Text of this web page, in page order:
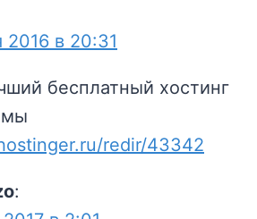
2016 в 20:31
бесплатный хостинг
redir/43342
: